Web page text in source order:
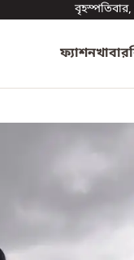
ফ্যাশনখাবার